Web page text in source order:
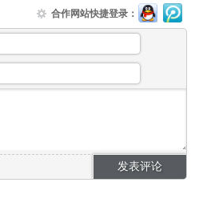
合作网站快捷登录：